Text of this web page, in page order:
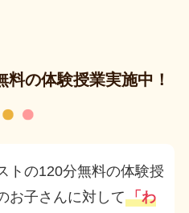
の体験授業実施中！
トの120分無料の体験授
お子さんに対して「わ